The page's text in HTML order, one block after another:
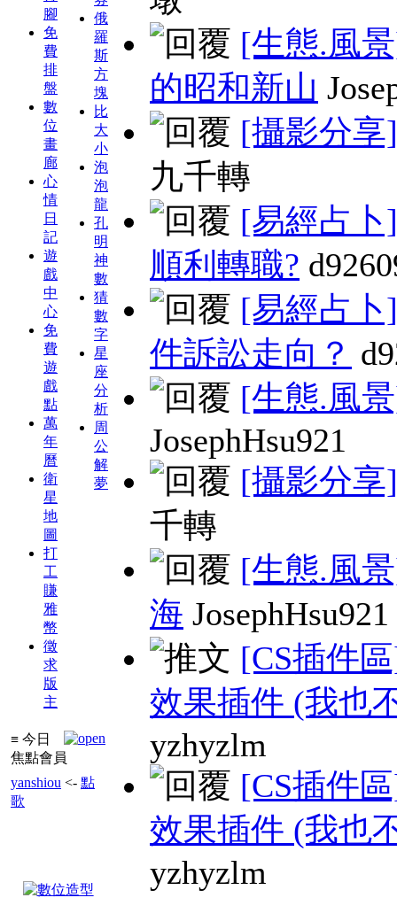
腳
免
費
排
盤
數
位
畫
廊
心
情
日
記
遊
戲
中
心
免
費
遊
戲
點
萬
年
曆
衛
星
地
圖
打
工
賺
雅
幣
徵
求
版
主
俄
羅
斯
方
塊
比
大
小
泡
泡
龍
孔
明
神
數
猜
數
字
星
座
分
析
周
公
解
夢
≡ 今日
焦點會員
yanshiou <- 點
歌
[生態.風
的昭和新山
[攝影分享]
九千轉
[易經占卜]
順利轉職?
[易經占卜]
件訴訟走向？
[生態.風
JosephHsu921
[攝影分享]
千轉
[生態.風
海 JosephHsu921
[CS插件
效果插件 (我也
yzhyzlm
[CS插件
效果插件 (我也
yzhyzlm